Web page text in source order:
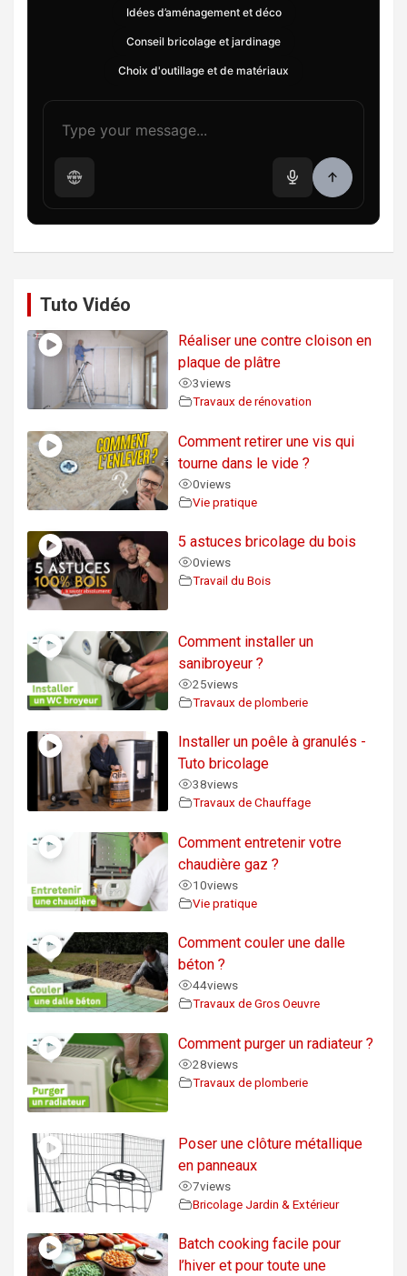
Idées d’aménagement et déco
Conseil bricolage et jardinage
Choix d'outillage et de matériaux
Tuto Vidéo
Réaliser une contre cloison en
plaque de plâtre
3views
Travaux de rénovation
Comment retirer une vis qui
tourne dans le vide ?
0views
Vie pratique
5 astuces bricolage du bois
0views
Travail du Bois
Comment installer un
sanibroyeur ?
25views
Travaux de plomberie
Installer un poêle à granulés -
Tuto bricolage
38views
Travaux de Chauffage
Comment entretenir votre
chaudière gaz ?
10views
Vie pratique
Comment couler une dalle
béton ?
44views
Travaux de Gros Oeuvre
Comment purger un radiateur ?
28views
Travaux de plomberie
Poser une clôture métallique
en panneaux
7views
Bricolage Jardin & Extérieur
Batch cooking facile pour
l’hiver et pour toute une